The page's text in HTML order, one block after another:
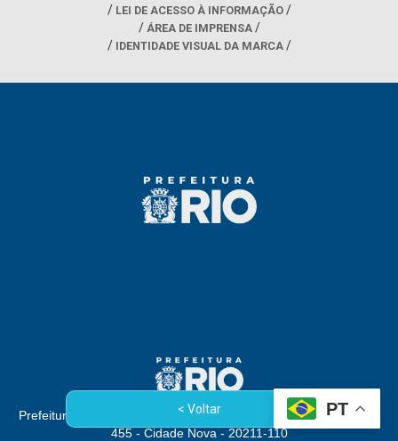
< Voltar
LEI DE ACESSO À INFORMAÇÃO
ÁREA DE IMPRENSA
IDENTIDADE VISUAL DA MARCA
Prefeitura da Cidade do Rio de Janeiro - Rua Afonso Cavalcanti,
455 - Cidade Nova - 20211-110
PT